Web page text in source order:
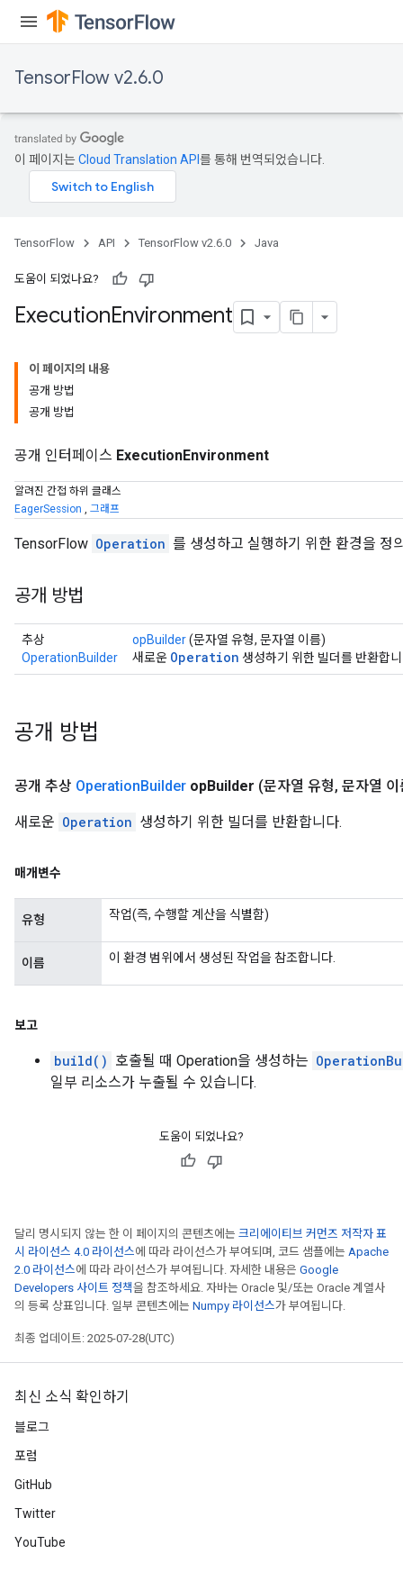
TensorFlow v2.6.0
이 페이지는Cloud Translation API 를 통해 번역되었습니다.
TensorFlow API TensorFlow v2.6.0 Java
도움이 되었나요?
ExecutionEnvironment
이 페이지의 내용
공개 방법
공개 방법
공개 인터페이스 ExecutionEnvironment
알려진 간접 하위 클래스
EagerSession , 그래프
TensorFlow Operation 를 생성하고 실행하기 위한 환경을 정
공개 방법
추상
OperationBuilder
opBuilder(문자열 유형, 문자열 이름)
새로운 Operation 생성하기 위한 빌더를 반환합
공개 방법
공개 추상 OperationBuilder opBuilder (문자열 유형, 문자열
새로운 Operation 생성하기 위한 빌더를 반환합니다.
매개변수
유형 작업(즉, 수행할 계산을 식별함)
이름 이 환경 범위에서 생성된 작업을 참조합니다.
보고
build() 호출될 때 Operation을 생성하는
일부 리소스가 누출될 수 있습니다.
도움이 되었나요?
달리 명시되지 않는 한 이 페이지의 콘텐츠에는 크리에이티브 커먼즈 저작자 표
시 라이선스 4.0 라이선스에 따라 라이선스가 부여되며, 코드 샘플에는 Apache
2.0 라이선스에 따라 라이선스가 부여됩니다. 자세한 내용은 Google
Developers 사이트 정책을 참조하세요. 자바는 Oracle 및/또는 Oracle 계열사
의 등록 상표입니다. 일부 콘텐츠에는 Numpy 라이선스가 부여됩니다.
최종 업데이트: 2025-07-28(UTC)
최신 소식 확인하기
블로그
포럼
GitHub
Twitter
YouTube